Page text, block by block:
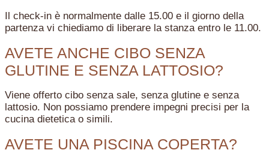
Il check-in è normalmente dalle 15.00 e il giorno della
partenza vi chiediamo di liberare la stanza entro le 11.00.
AVETE ANCHE CIBO SENZA
GLUTINE E SENZA LATTOSIO?
Viene offerto cibo senza sale, senza glutine e senza
lattosio. Non possiamo prendere impegni precisi per la
cucina dietetica o simili.
AVETE UNA PISCINA COPERTA?